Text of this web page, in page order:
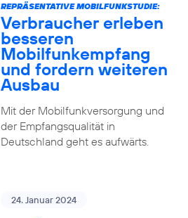
REPRÄSENTATIVE MOBILFUNKSTUDIE:
Verbraucher erleben
besseren
Mobilfunkempfang
und fordern weiteren
Ausbau
Mit der Mobilfunkversorgung und
der Empfangsqualität in
Deutschland geht es aufwärts.
24. Januar 2024